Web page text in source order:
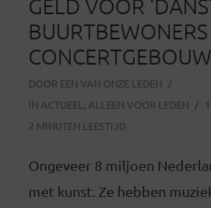
GELD VOOR
CONCERTGEBOUW
DOOR EEN VAN ONZE LEDEN
IN ACTUEEL , ALLEEN VOOR LEDEN
2 MINUTEN LEESTIJD
Ongeveer 8 miljoen
met kunst. Ze hebben